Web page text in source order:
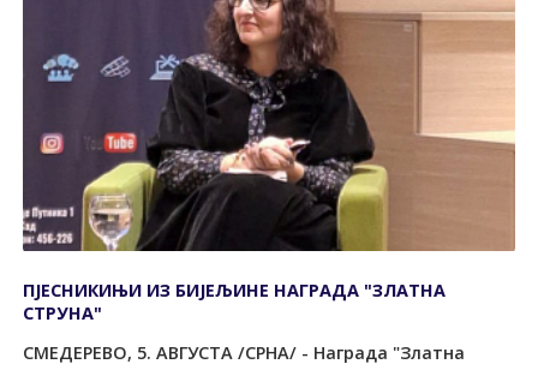
ПЈЕСНИКИЊИ ИЗ БИЈЕЉИНЕ НАГРАДА "ЗЛАТНА
СТРУНА"
СМЕДЕРЕВО, 5. АВГУСТА /СРНА/ - Награда "Златна